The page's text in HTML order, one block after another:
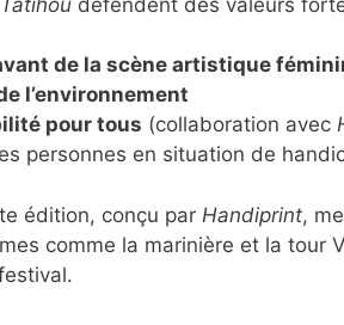
de la scène artistique
l’environnement
pour tous (collaboration avec
personnes en situation de
édition, conçu par Handiprint,
comme la marinière et la tour